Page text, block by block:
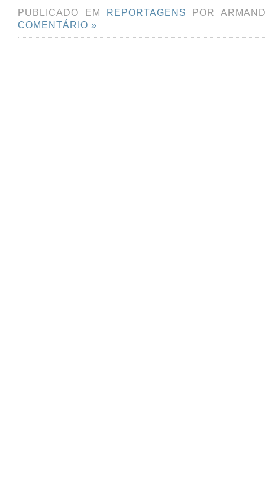
PUBLICADO EM REPORTAGENS
POR
COMENTÁRIO »